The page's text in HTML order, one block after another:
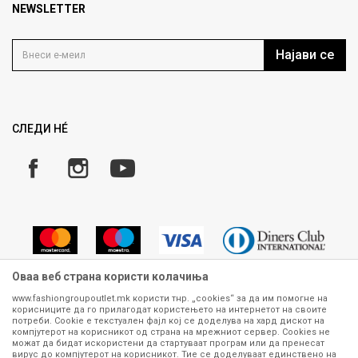
Продавница
Кариера
Политика на приватност
Како да купите
Замена и рефундација на производи
Плаќање
NEWSLETTER
Најави се
СЛЕДИ НÉ
Сите информации околу производите кои се изложени на нашата
онлајн продавница се стремиме да бидат конкретни, точни и прецизни,
меѓутоа не можеме да гарантираме дека се без ниту една грешка или
Оваа веб страна користи колачиња
www.fashiongroupoutlet.mk користи тнр. „cookies“ за да им помогне на
корисниците да го прилагодат користењето на интернетот на своите
потреби. Cookie е текстуален фајл кој се доделува на хард дискот на
компјутерот на корисникот од страна на мрежниот сервер. Cookies не
можат да бидат искористени да стартуваат програм или да пренесат
вирус до компјутерот на корисникот. Тие се доделуваат единствено на